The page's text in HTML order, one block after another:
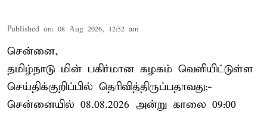
Published on: 08 Aug 2026, 12:52 am
சென்னை,
தமிழ்நாடு மின் பகிர்மான கழகம் வெளியிட்டுள்ள
செய்திக்குறிப்பில் தெரிவித்திருப்பதாவது;-
சென்னையில் 08.08.2026 அன்று காலை 09:00